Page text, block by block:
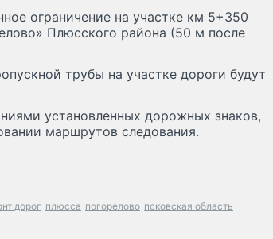
ограничение на участке км 5+350
Плюсского района (50 м после
трубы на участке дороги будут
установленных дорожных знаков,
маршрутов следования.
дорог плюсса погорелово псковская область